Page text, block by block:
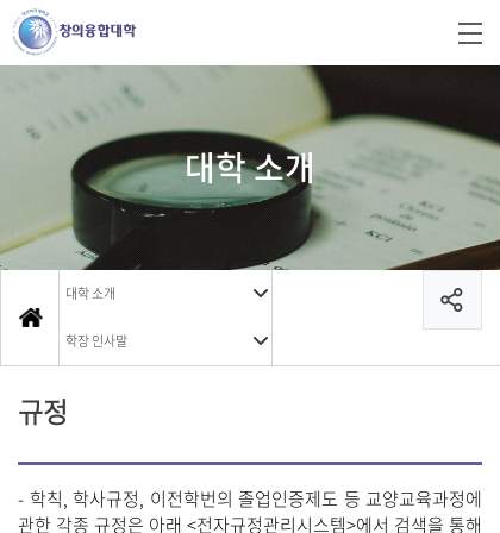
대학 소개
대학 소개
학장 인사말
규정
- 학칙, 학사규정, 이전학번의 졸업인증제도 등 교양교육과정에
관한 각종 규정은 아래 <전자규정관리시스템>에서 검색을 통해